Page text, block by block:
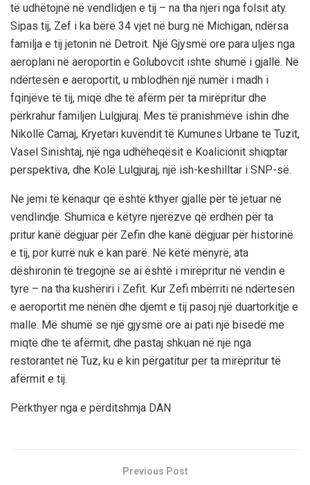
të udhëtojnë në vendlidjen e tij – na tha njeri nga folsit aty.
Sipas tij, Zef i ka bërë 34 vjet në burg në Michigan, ndërsa
familja e tij jetonin në Detroit. Një Gjysmë ore para uljes nga
aeroplani në aeroportin e Golubovcit ishte shumë i gjallë. Në
ndërtesën e aeroportit, u mblodhën një numër i madh i
fqinjëve të tij, miqë dhe të afërm për ta mirëpritur dhe
përkrahur familjen Lulgjuraj. Mes të pranishmëve ishin dhe
Nikollë Camaj, Kryetari kuvëndit të Kumunes Urbane të Tuzit,
Vasel Sinishtaj, një nga udhëheqësit e Koalicionit shiqptar
perspektiva, dhe Kolë Lulgjuraj, një ish-keshilltar i SNP-së.
Ne jemi të kënaqur që është kthyer gjallë për të jetuar në
vendlindje. Shumica e këtyre njerëzve që erdhën për ta
pritur kanë dëgjuar për Zefin dhe kanë dëgjuar për historinë
e tij, por kurrë nuk e kan parë. Në këtë mënyrë, ata
dëshironin të tregojnë se ai është i mirëpritur në vendin e
tyre – na tha kushëriri i Zefit. Kur Zefi mbërriti në ndërtesën
e aeroportit me nënën dhe djemt e tij pasoj një duartorkitje e
malle. Më shumë se një gjysmë ore ai pati një bisedë me
miqtë dhe të afërmit, dhe pastaj shkuan në një nga
restorantet në Tuz, ku e kin përgatitur per ta mirëpritur të
afërmit e tij.
Përkthyer nga e përditshmja DAN
Previous Post